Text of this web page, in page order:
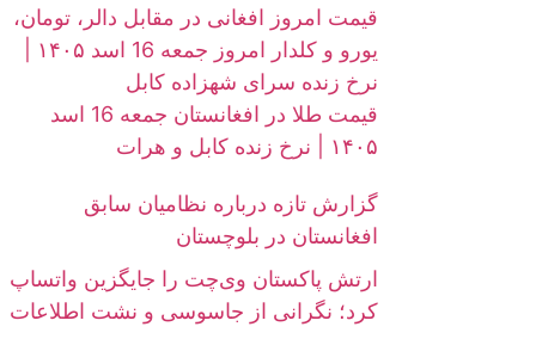
قیمت امروز افغانی در مقابل دالر، تومان،
نرخ زنده سرای شهزاده کابل
قیمت طلا در افغانستان جمعه 16 اسد
۱۴۰۵ | نرخ زنده کابل و هرات
گزارش تازه درباره نظامیان سابق
افغانستان در بلوچستان
ارتش پاکستان وی‌چت را جایگزین واتساپ
کرد؛ نگرانی از جاسوسی و نشت اطلاعات